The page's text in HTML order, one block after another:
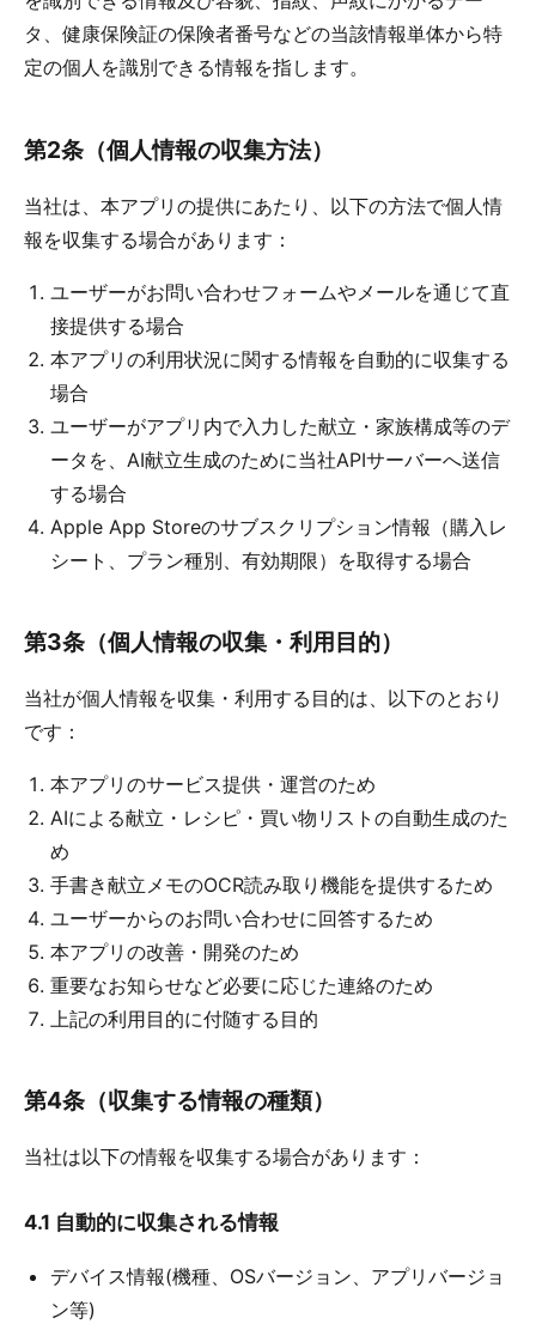
タ、健康保険証の保険者番号などの当該情報単体から特
定の個人を識別できる情報を指します。
第2条（個人情報の収集方法）
当社は、本アプリの提供にあたり、以下の方法で個人情
報を収集する場合があります：
ユーザーがお問い合わせフォームやメールを通じて直
接提供する場合
本アプリの利用状況に関する情報を自動的に収集する
場合
ユーザーがアプリ内で入力した献立・家族構成等のデ
ータを、AI献立生成のために当社APIサーバーへ送信
する場合
Apple App Storeのサブスクリプション情報（購入レ
シート、プラン種別、有効期限）を取得する場合
第3条（個人情報の収集・利用目的）
当社が個人情報を収集・利用する目的は、以下のとおり
です：
本アプリのサービス提供・運営のため
AIによる献立・レシピ・買い物リストの自動生成のた
め
手書き献立メモのOCR読み取り機能を提供するため
ユーザーからのお問い合わせに回答するため
本アプリの改善・開発のため
重要なお知らせなど必要に応じた連絡のため
上記の利用目的に付随する目的
第4条（収集する情報の種類）
当社は以下の情報を収集する場合があります：
4.1 自動的に収集される情報
デバイス情報(機種、OSバージョン、アプリバージョ
ン等)